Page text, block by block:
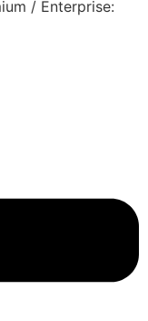
/ Enterprise: